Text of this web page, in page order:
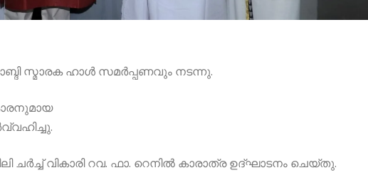
സ്മാരക ഹാൾ സമർപ്പണവും നടന്നു.
ചർച്ച് വികാരി റവ. ഫാ. റെനിൽ കാരാത്ര ഉദ്ഘാടനം ചെയ്തു.